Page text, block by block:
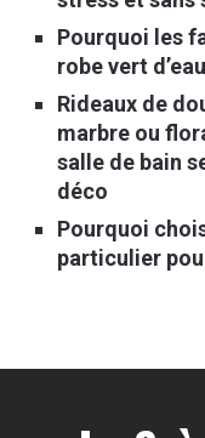
Pourquoi les
robe vert
Rideaux de
marbre ou
salle de bain
déco
Pourquoi
particulier